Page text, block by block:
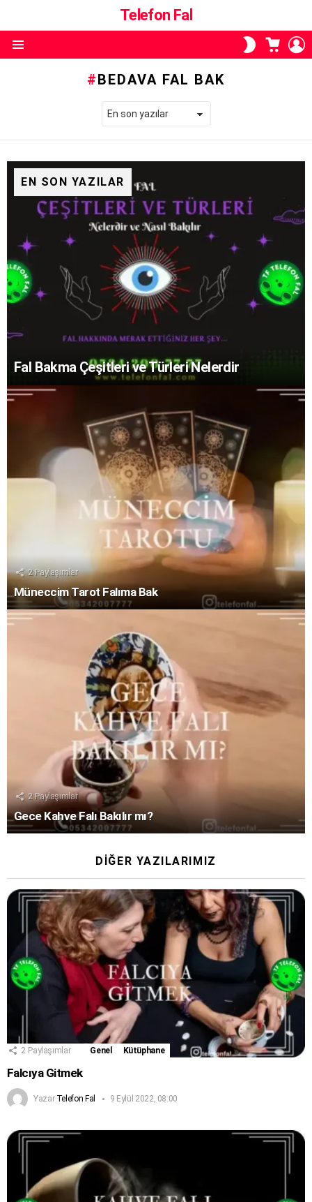
Telefon Fal
SKIN
ANAHTARI
SEPETI
BEDAVA FAL BAK
EN SON YAZILAR
Fal Bakma Çeşitleri ve Türleri Nelerdir
2 Paylaşımlar
Müneccim Tarot Falıma Bak
2 Paylaşımlar
Gece Kahve Falı Bakılır mı?
DIĞER YAZILARIMIZ
2 Paylaşımlar Genel Kütüphane
Falcıya Gitmek
Yazar Telefon Fal 9 Eylül 2022, 08:00